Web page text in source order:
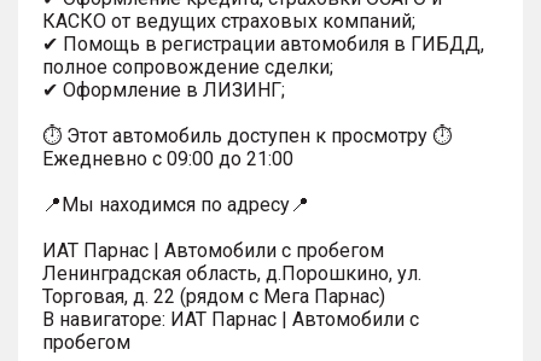
КАСКО от ведущих страховых компаний;
✔ Помощь в регистрации автомобиля в ГИБДД,
полное сопровождение сделки;
✔ Оформление в ЛИЗИНГ;
⏱ Этот автомобиль доступен к просмотру ⏱
Ежедневно с 09:00 до 21:00
📍Мы находимся по адресу📍
ИАТ Парнас | Автомобили с пробегом
Ленинградская область, д.Порошкино, ул.
Торговая, д. 22 (рядом с Мега Парнас)
В навигаторе: ИАТ Парнас | Автомобили с
пробегом